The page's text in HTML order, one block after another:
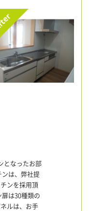
となったお部
は、弊社提
ンを採用頂
は30種類の
ルは、お手